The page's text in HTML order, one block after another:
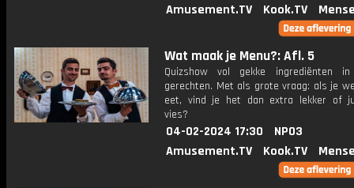
Amusement.TV
Kook.TV
Wat maak je Menu?: Afl. 5
Quizshow vol gekke ingrediënten in
gerechten. Met als grote vraag: als je
eet, vind je het dan extra lekker of
vies?
04-02-2024 17:30
NPO3
Amusement.TV
Kook.TV